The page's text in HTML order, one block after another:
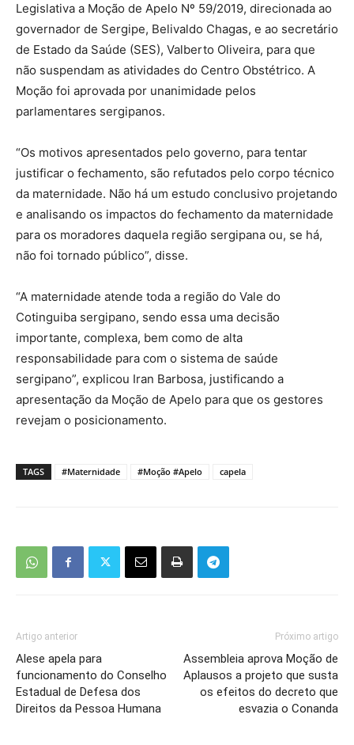
Legislativa a Moção de Apelo Nº 59/2019, direcionada ao
governador de Sergipe, Belivaldo Chagas, e ao secretário
de Estado da Saúde (SES), Valberto Oliveira, para que
não suspendam as atividades do Centro Obstétrico. A
Moção foi aprovada por unanimidade pelos
parlamentares sergipanos.
“Os motivos apresentados pelo governo, para tentar
justificar o fechamento, são refutados pelo corpo técnico
da maternidade. Não há um estudo conclusivo projetando
e analisando os impactos do fechamento da maternidade
para os moradores daquela região sergipana ou, se há,
não foi tornado público”, disse.
“A maternidade atende toda a região do Vale do
Cotinguiba sergipano, sendo essa uma decisão
importante, complexa, bem como de alta
responsabilidade para com o sistema de saúde
sergipano”, explicou Iran Barbosa, justificando a
apresentação da Moção de Apelo para que os gestores
revejam o posicionamento.
TAGS #Maternidade #Moção #Apelo capela
Artigo anterior
Alese apela para
funcionamento do Conselho
Estadual de Defesa dos
Direitos da Pessoa Humana
Próximo artigo
Assembleia aprova Moção de
Aplausos a projeto que susta
os efeitos do decreto que
esvazia o Conanda